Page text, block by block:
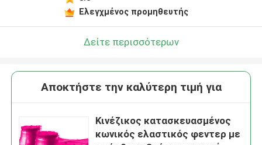
Ελεγχμένος προμηθευτής
Δείτε περισσότερων
Αποκτήστε την καλύτερη τιμή για
Κινέζικος κατασκευασμένος
κωνικός ελαστικός φεντερ με